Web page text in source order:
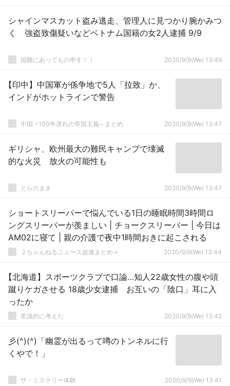
シャインマスカット盗み逃走、管理人に見つかり腕かみつ
く 強盗致傷疑いなどベトナム国籍の女2人逮捕 9/9
国難にあってもの申す！！ 2020/9/9(We) 13:49
【印中】中国軍が係争地で5人「拉致」か、
インドがホットラインで警告
中国 ~100年遅れの帝国主義~ まとめ 2020/9/9(We) 13:47
ギリシャ、欧州最大の難民キャンプで壊滅
的な火災 放火の可能性も
とらのまき 2020/9/9(We) 13:47
ショートスリーパーで悩んでいる1日の睡眠時間3時間ロ
ングスリーパーが羨ましい | チョークスリーパー | 今日は
AM02に寝て | 親の介護で夜中1時間おきに起こされる
２ちゃんねるニュース超速まとめ＋ 2020/9/9(We) 13:44
【北海道】スポーツクラブで口論…知人22歳女性の腹や頭
蹴りケガさせる 18歳少女逮捕 お互いの「陰口」耳に入
ったか
常識的に考えた 2020/9/9(We) 13:42
彡(^)(^)「幽霊が出るって噂のトンネルに行
くやで！」
ザ・ミステリー体験 2020/9/9(We) 13:41